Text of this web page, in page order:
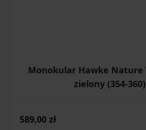
Monokular Hawke Nature
zielony (354-360)
589,00 zł